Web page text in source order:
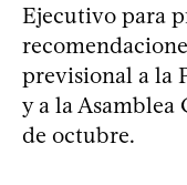
Ejecutivo para
previsional a la
y a la Asamblea
de octubre.